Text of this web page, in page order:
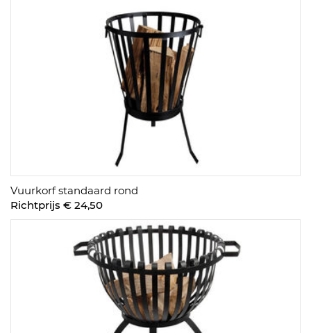
Vuurkorf standaard rond
Richtprijs € 24,50